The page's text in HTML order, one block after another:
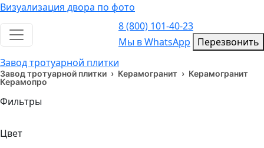
Визуализация двора по фото
Toggle navigation
8 (800) 101-40-23
Мы в WhatsApp
Мы в WhatsApp
Перезвонить
Завод тротуарной плитки
Завод тротуарной плитки › Керамогранит › Керамогранит
Керамопро
Фильтры
Цвет